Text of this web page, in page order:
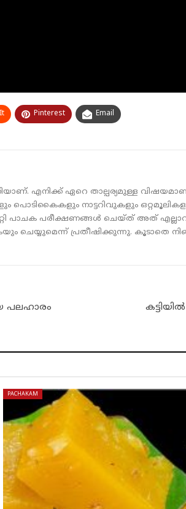
Pinterest Email
എനിക്ക് ഏറെ താല്പര്യമുള്ള
പൊടികൈകളും നാട്ടറിവുകളും
പാചക പരീക്ഷണങ്ങൾ ചെയ്‌ത്‌ അത്
ചെയ്യുമെന്ന് പ്രതീഷിക്കുന്നു. കൂടാതെ
പലഹാരം
PACHAKAM